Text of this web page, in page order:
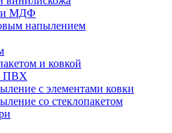
МДФ
напылением
и ковкой
ПВХ
с элементами ковки
со стеклопакетом